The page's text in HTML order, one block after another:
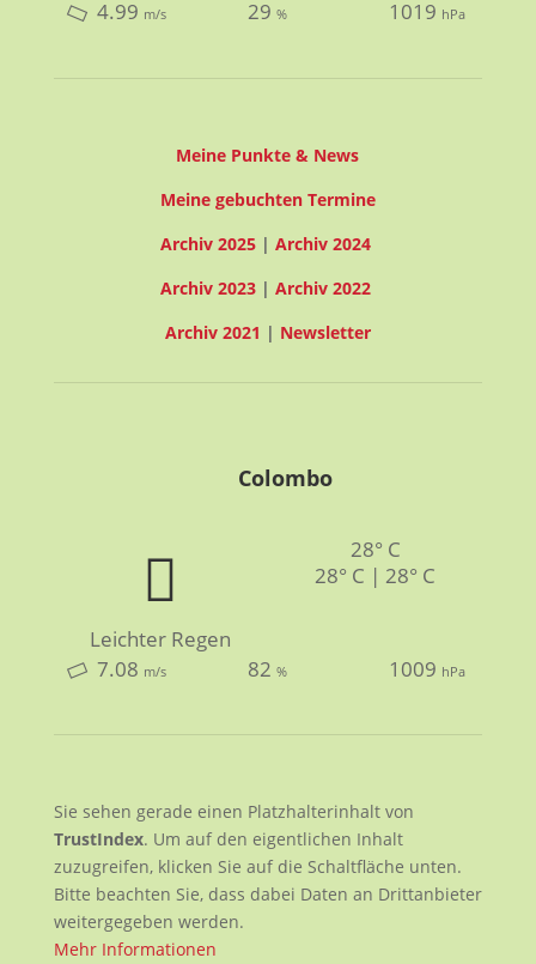
4.99 m/s 29% 1019 hPa
Meine Punkte & News
Meine gebuchten Termine
Archiv 2025| Archiv 2024
Archiv 2023| Archiv 2022
Archiv 2021 | Newsletter
Colombo
Leichter Regen
28° C
28° C | 28° C
7.08 m/s 82% 1009 hPa
Sie sehen gerade einen Platzhalterinhalt von
TrustIndex. Um auf den eigentlichen Inhalt
zuzugreifen, klicken Sie auf die Schaltfläche unten.
Bitte beachten Sie, dass dabei Daten an Drittanbieter
weitergegeben werden.
Mehr Informationen